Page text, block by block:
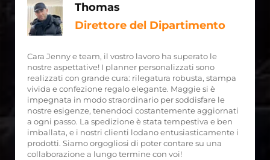
Thomas
Direttore del Dipartimento
Cara Jenny e team, il vostro lavoro ha superato le
nostre aspettative! I planner personalizzati sono
realizzati con grande cura: rilegatura robusta, stampa
vivida e confezione regalo elegante. Maggie si è
impegnata in modo straordinario per soddisfare le
nostre esigenze, tenendoci costantemente aggiornati
a ogni passo. La spedizione è stata tempestiva e ben
imballata, e i nostri clienti lodano entusiasticamente i
prodotti. Siamo orgogliosi di poter contare su una
collaborazione a lungo termine con voi!